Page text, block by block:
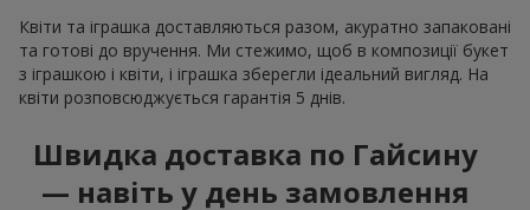
Квіти та іграшка доставляються разом, акуратно запаковані
та готові до вручення. Ми стежимо, щоб в композиції букет
з іграшкою і квіти, і іграшка зберегли ідеальний вигляд. На
квіти розповсюджується гарантія 5 днів.
Швидка доставка по Гайсину
— навіть у день замовлення